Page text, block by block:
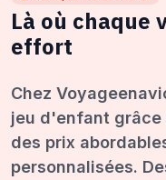
Là où chaque
effort
Chez
jeu d'enfant grâce
des prix
personnalisées.